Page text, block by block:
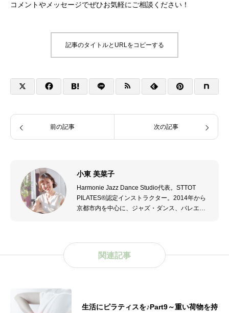
コメントやメッセージでぜひお気軽にご相談ください！
記事のタイトルとURLをコピーする
前の記事 次の記事
小東 美菜子
Harmonie Jazz Dance Studio代表。STTOT
PILATES®認定インストラクター。2014年から
京都市内を中心に、ジャズ・ダンス、バレエ、
岡ジャズ・ストリート ダンス構成アドバイザ
関連記事
生活にピラティスを♪Part9～重い荷物を持